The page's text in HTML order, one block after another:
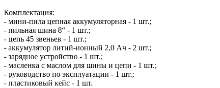
Комплектация:
- мини-пила цепная аккумуляторная - 1 шт.;
- пильная шина 8“ - 1 шт.;
- цепь 45 звеньев - 1 шт.;
- аккумулятор литий-ионный 2,0 Ач - 2 шт.;
- зарядное устройство - 1 шт.;
- масленка с маслом для шины и цепи - 1 шт.;
- руководство по эксплуатации - 1 шт.;
- пластиковый кейс - 1 шт.